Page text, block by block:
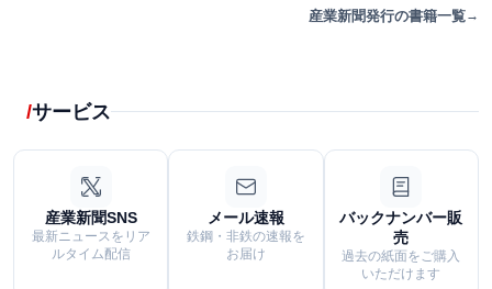
産業新聞発行の書籍一覧
サービス
産業新聞SNS
最新ニュースをリア
ルタイム配信
メール速報
鉄鋼・非鉄の速報を
お届け
バックナンバー販
売
過去の紙面をご購入
いただけます